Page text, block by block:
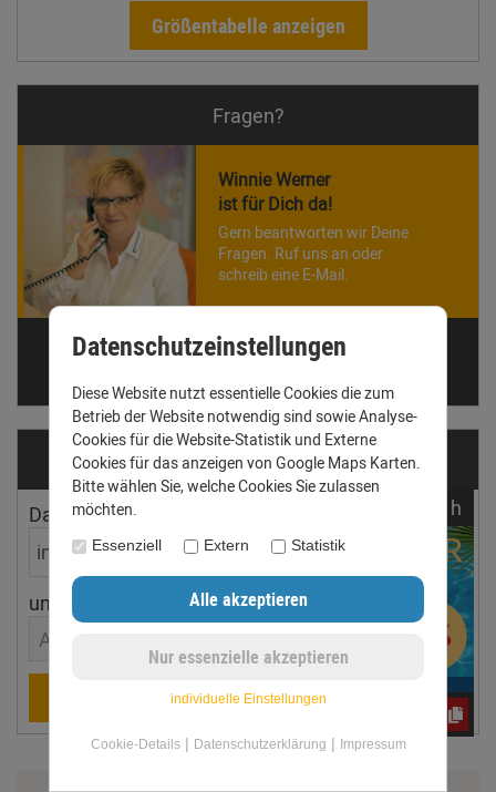
Größentabelle anzeigen
Fragen?
Winnie Werner
ist für Dich da!
Gern beantworten wir Deine
Fragen. Ruf uns an oder
schreib eine E-Mail.
Telefon: +49 (0) 3431 6060510
Dachrinnen­ermittler
Dachfläche
ungefährer Ort
Aachen
Berechnen
h
Datenschutzeinstellungen
Diese Website nutzt essentielle Cookies die zum
Betrieb der Website notwendig sind sowie Analyse-
Cookies für die Website-Statistik und Externe
Cookies für das anzeigen von Google Maps Karten.
Bitte wählen Sie, welche Cookies Sie zulassen
möchten.
Essenziell Extern Statistik
individuelle Einstellungen
Cookie-Details| Datenschutzerklärung | Impressum